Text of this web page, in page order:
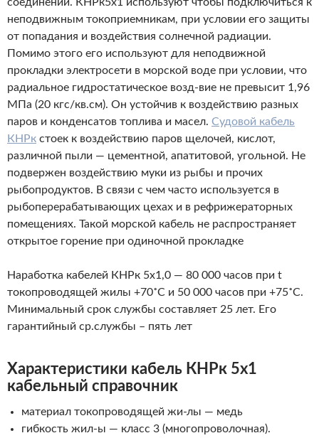
неподвижным токоприемникам, при условии его защиты
от попадания и воздействия солнечной радиации.
Помимо этого его используют для неподвижной
прокладки электросети в морской воде при условии, что
радиальное гидростатическое возд-вие не превысит 1,96
МПа (20 кгс/кв.см). Он устойчив к воздействию разных
паров и конденсатов топлива и масел. Судовой кабель
КНРк стоек к воздействию паров щелочей, кислот,
различной пыли — цементной, апатитовой, угольной. Не
подвержен воздействию муки из рыбы и прочих
рыбопродуктов. В связи с чем часто используется в
рыбоперерабатывающих цехах и в рефрижераторных
помещениях. Такой морской кабель не распространяет
открытое горение при одиночной прокладке
Наработка кабелей КНРк 5х1,0 — 80 000 часов при t
токопроводящей жилы +70˚С и 50 000 часов при +75˚С.
Минимальный срок службы составляет 25 лет. Его
гарантийный ср.службы – пять лет
Характеристики кабель КНРк 5х1
кабельный справочник
материал токопроводящей жи-лы — медь
гибкость жил-ы — класс 3 (многопроволочная).